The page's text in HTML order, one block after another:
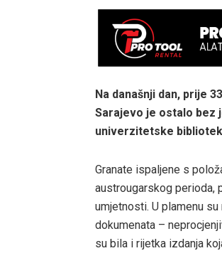
Na današnji dan, prije
Sarajevo je ostalo bez
univerzitetske
Granate ispaljene s
austrougarskog perioda,
umjetnosti. U plamenu
dokumenata –
su bila i rijetka izdanja